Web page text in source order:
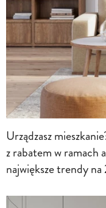
Urządzasz
z rabatem w ramach
największe trendy